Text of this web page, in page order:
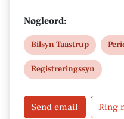
og vejledning, når du
tidsbestilling eller
professionel service
trailer – centralt i
Nøgleord:
Bilsyn Taastrup
Registreringssyn
Send email Ring